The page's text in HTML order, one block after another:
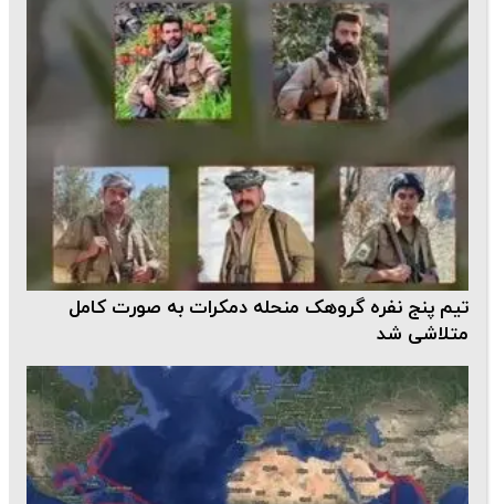
تیم پنج نفره گروهک منحله دمکرات به صورت کامل
متلاشی شد